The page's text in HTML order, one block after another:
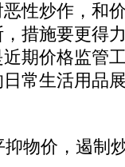
性炒作，和
措施要更得
期价格监管
常生活用品
物价，遏制